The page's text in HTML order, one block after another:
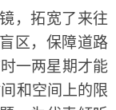
，拓宽了来往
区，保障道路
一两星期才能
和空间上的限